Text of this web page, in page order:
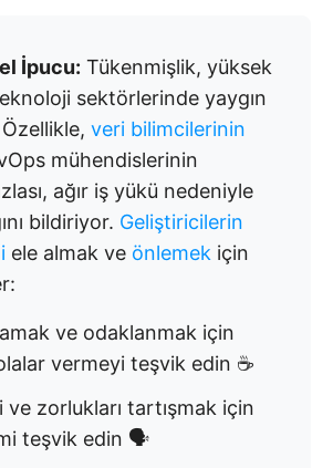
İpucu: Tükenmişlik, yüksek
sektörlerinde yaygın
veri bilimcilerinin
mühendislerinin
ağır iş yükü nedeniyle
bildiriyor. Geliştiricilerin
ele almak ve önlemek için
ve odaklanmak için
vermeyi teşvik edin ☕
ve zorlukları tartışmak için
teşvik edin 🗣️